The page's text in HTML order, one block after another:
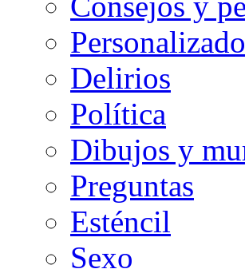
Delirios
Política
Dibujos y
Preguntas
Esténcil
Sexo